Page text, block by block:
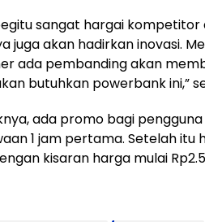
sangat hargai
juga akan hadirkan inovasi.
ada pembanding akan
butuhkan powerbank ini,”
ada promo bagi
1 jam pertama. Setelah
kisaran harga mulai